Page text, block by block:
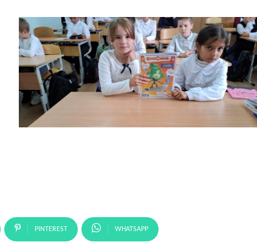
PINTEREST WHATSAPP